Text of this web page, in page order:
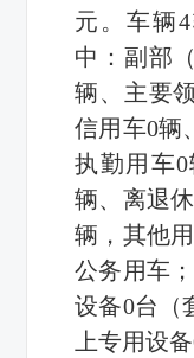
元。车辆
中：副部
辆、主要
信用车0辆
执勤用车
辆、离退
辆，其他
公务用车
设备0台（
上专用设